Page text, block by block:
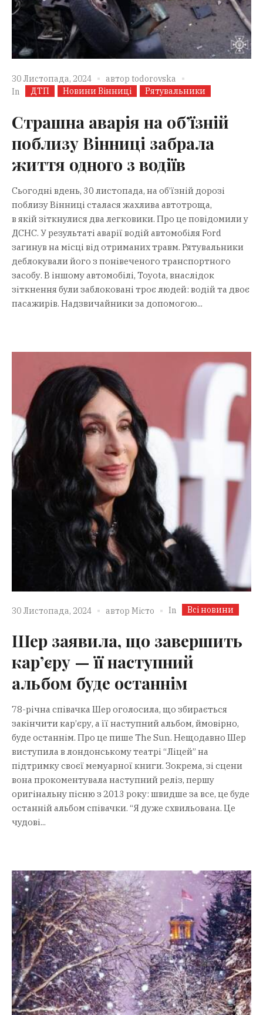
30 Листопада, 2024 автор todorovska
In
ДТП Новини Вінниці Рятувальники
Страшна аварія на об’їзній
поблизу Вінниці забрала
життя одного з водіїв
Сьогодні вдень, 30 листопада, на об’їзній дорозі
поблизу Вінниці сталася жахлива автотроща,
в якій зіткнулися два легковики. Про це повідомили у
ДСНС. У результаті аварії водій автомобіля Ford
загинув на місці від отриманих травм. Рятувальники
деблокували його з понівеченого транспортного
засобу. В іншому автомобілі, Toyota, внаслідок
зіткнення були заблоковані троє людей: водій та двоє
пасажирів. Надзвичайники за допомогою...
30 Листопада, 2024 автор Місто In Всі новини
Шер заявила, що завершить
кар’єру — її наступний
альбом буде останнім
78-річна співачка Шер оголосила, що збирається
закінчити кар’єру, а її наступний альбом, ймовірно,
буде останнім. Про це пише The Sun. Нещодавно Шер
виступила в лондонському театрі “Ліцей” на
підтримку своєї мемуарної книги. Зокрема, зі сцени
вона прокоментувала наступний реліз, першу
оригінальну пісню з 2013 року: швидше за все, це буде
останній альбом співачки. “Я дуже схвильована. Це
чудові...